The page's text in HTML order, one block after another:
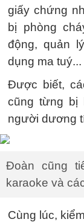
giấy chứng
bị phòng
động, quản
dụng ma tuý...
Được biết,
cũng từng bị
người dương
Đoàn cũng
karaoke và
Cùng lúc,